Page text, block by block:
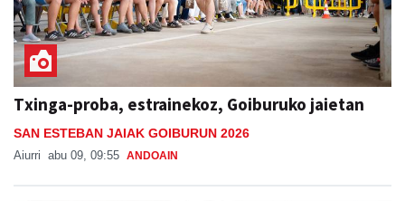
Txinga-proba, estrainekoz, Goiburuko jaietan
SAN ESTEBAN JAIAK GOIBURUN 2026
Aiurri abu 09, 09:55 ANDOAIN